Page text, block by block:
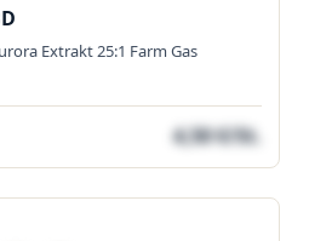
Extrakt 25:1 Farm Gas
4,50 €/St.